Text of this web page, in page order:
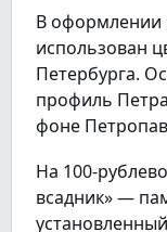
В оформлении
использован
Петербурга.
профиль
фоне
На 100-
всадник» —